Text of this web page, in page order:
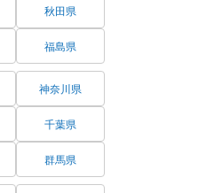
秋田県
福島県
神奈川県
千葉県
群馬県